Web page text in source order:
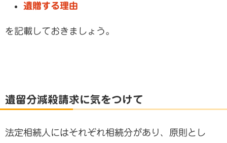
遺贈する理由
を記載しておきましょう。
遺留分減殺請求に気をつけて
法定相続人にはそれぞれ相続分があり、原則とし